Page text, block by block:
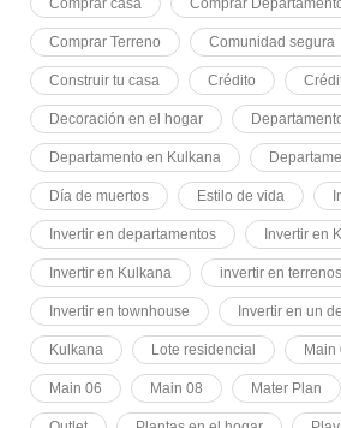
Comprar Terreno Comunidad segura
Construir tu casa Crédito
Decoración en el hogar
Departamento en Kulkana
Día de muertos Estilo de vida
Invertir en departamentos Invertir en
Invertir en Kulkana invertir en terrenos
Invertir en townhouse Invertir en un
Kulkana Lote residencial Main
Main 06 Main 08 Mater Plan